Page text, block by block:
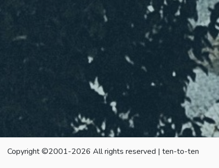
Copyright ©2001-2026 All rights reserved | ten-to-ten